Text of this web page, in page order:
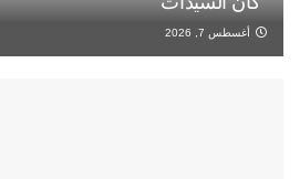
أغسطس 7, 2026